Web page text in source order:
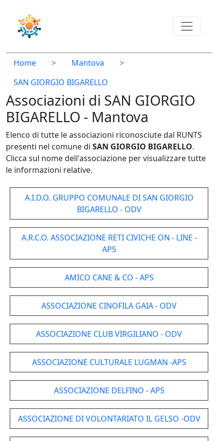
Home > Mantova
>
SAN GIORGIO BIGARELLO
Associazioni di SAN GIORGIO
BIGARELLO - Mantova
Elenco di tutte le associazioni riconosciute dal RUNTS
presenti nel comune di SAN GIORGIO BIGARELLO.
Clicca sul nome dell'associazione per visualizzare tutte
le informazioni relative.
A.I.D.O. GRUPPO COMUNALE DI SAN GIORGIO
BIGARELLO - ODV
A.R.C.O. ASSOCIAZIONE RETI CIVICHE ON - LINE -
APS
AMICO CANE & CO - APS
ASSOCIAZIONE CINOFILA GAIA - ODV
ASSOCIAZIONE CLUB VIRGILIANO - ODV
ASSOCIAZIONE CULTURALE LUGMAN -APS
ASSOCIAZIONE DELFINO - APS
ASSOCIAZIONE DI VOLONTARIATO IL GELSO -ODV